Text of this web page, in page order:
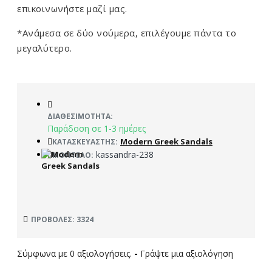
επικοινωνήστε μαζί μας.
*Ανάμεσα σε δύο νούμερα, επιλέγουμε πάντα το
μεγαλύτερο.
ΔΙΑΘΕΣΙΜΌΤΗΤΑ:
Παράδοση σε 1-3 ημέρες
ΚΑΤΑΣΚΕΥΑΣΤΉΣ: Modern Greek Sandals
ΜΟΝΤΈΛΟ: kassandra-238
ΠΡΟΒΟΛΈΣ: 3324
Σύμφωνα με 0 αξιολογήσεις. - Γράψτε μια αξιολόγηση